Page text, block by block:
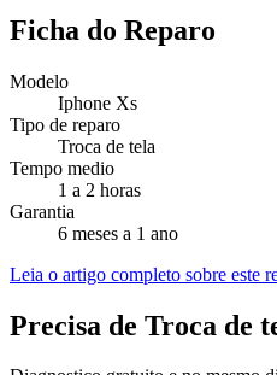
Ficha do Reparo
Modelo
Iphone Xs
Tipo de reparo
Troca de tela
Tempo medio
1 a 2 horas
Garantia
6 meses a 1 ano
Leia o artigo completo sobre este
Precisa de Troca de